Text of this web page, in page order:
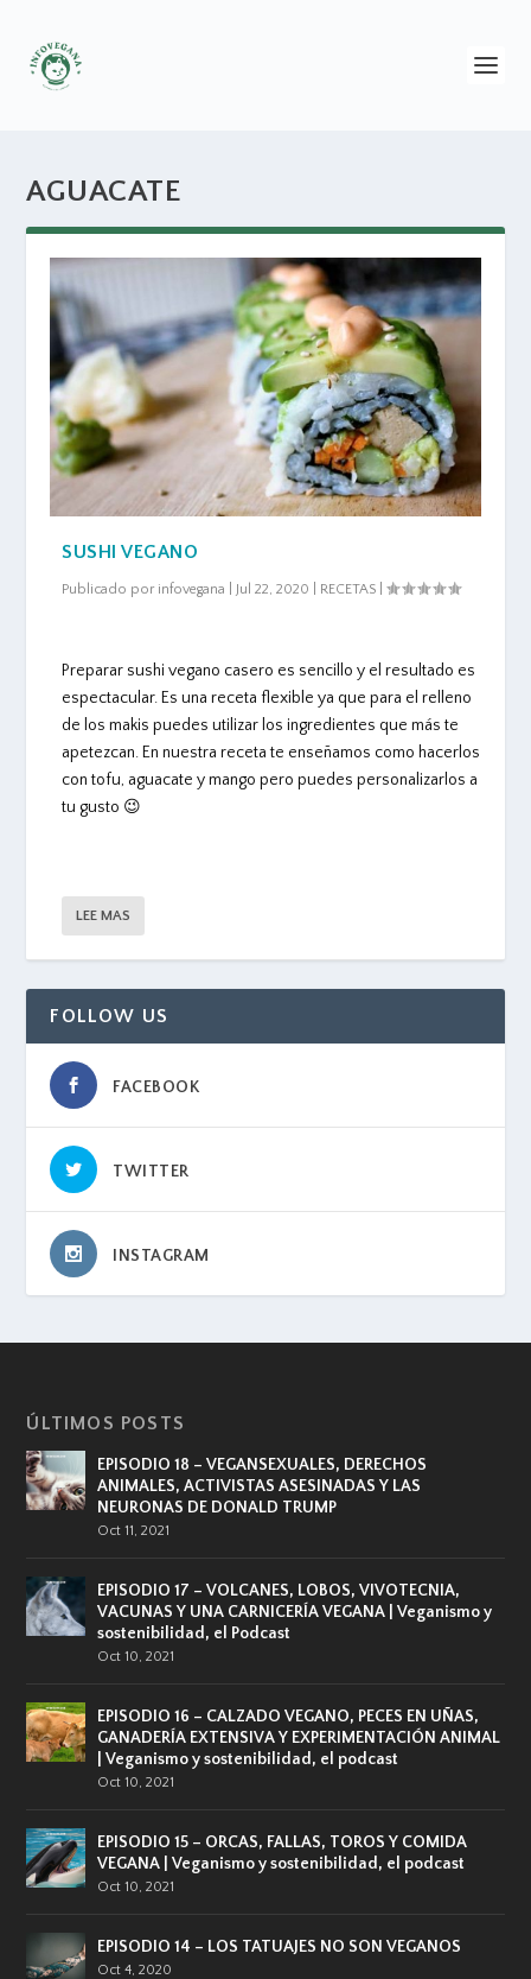
AGUACATE
SUSHI VEGANO
Publicado por infovegana Jul 22, 2020 RECETAS |
Preparar sushi vegano casero es sencillo y el resultado es
espectacular. Es una receta flexible ya que para el relleno
de los makis puedes utilizar los ingredientes que más te
apetezcan. En nuestra receta te enseñamos como hacerlos
con tofu, aguacate y mango pero puedes personalizarlos a
tu gusto 😉
LEE MAS
FOLLOW US
FACEBOOK
TWITTER
INSTAGRAM
ÚLTIMOS POSTS
EPISODIO 18 – VEGANSEXUALES, DERECHOS
ANIMALES, ACTIVISTAS ASESINADAS Y LAS
NEURONAS DE DONALD TRUMP
Oct 11, 2021
EPISODIO 17 – VOLCANES, LOBOS, VIVOTECNIA,
VACUNAS Y UNA CARNICERÍA VEGANA | Veganismo y
sostenibilidad, el Podcast
Oct 10, 2021
EPISODIO 16 – CALZADO VEGANO, PECES EN UÑAS,
GANADERÍA EXTENSIVA Y EXPERIMENTACIÓN ANIMAL
| Veganismo y sostenibilidad, el podcast
Oct 10, 2021
EPISODIO 15 – ORCAS, FALLAS, TOROS Y COMIDA
VEGANA | Veganismo y sostenibilidad, el podcast
Oct 10, 2021
EPISODIO 14 – LOS TATUAJES NO SON VEGANOS
Oct 4, 2020